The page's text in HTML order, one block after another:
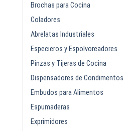
Brochas para Cocina
Coladores
Abrelatas Industriales
Especieros y Espolvoreadores
Pinzas y Tijeras de Cocina
Dispensadores de Condimentos
Embudos para Alimentos
Espumaderas
Exprimidores